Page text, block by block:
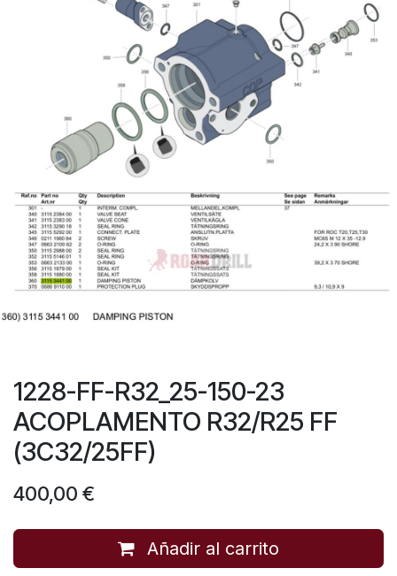
1228-FF-R32_25-150-23
ACOPLAMENTO R32/R25 FF
(3C32/25FF)
400,00 €
Añadir al carrito